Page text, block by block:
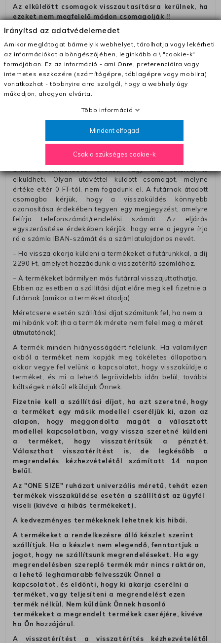
Az elküldött csomagok visszautasításra kerülnek, ha
ezeket nem megfelelő módon csomagolják !!
Szállítási díjak:
– Futár - kézbesítés az ország egész területén, 2-3
munkanapon belül a megrendelés e-mailben / sms-ben
történő megerősítésétől számítva
– Szállítás 1700 Ft (+400 Ft utánvéttel)
– Ingyenes szállítás 31600 Ft feletti megrendeléseknél
– A kapott termék cseréjéért 3780 Ft szállítási díjat
számolunk fel (oda -vissza út)
Pénzvisszatérítés:
A pénz visszatérítéséhez küldjük a futárt, hogy vegye át
Öntől a terméket/termékeket, vagy más futárral is
elküldheti. Olyan utávéttel küldött csomagot, melyne
értéke eltér 0 FT-tól, nem fogadunk el. A futárnak átadott
csomagba kérjük, hogy a visszaküldés könnyebb
azonosítása érdekében tegyen egy megjegyzést, amelyre
felírja telefonszámát/rendelési számát. Az eljárás
egyszerűsítése érdekében kérjük, hogy erre a jegyre írja
rá a számla IBAN-számát és a számlatulajdonos nevét.
– Ha vissza akarja küldeni a termékeket a futárunkkal, a díj
2290 Ft, amelyet hozzáadunk a visszatérítő számlához.
– A termékeket bármilyen más futárral visszajuttathatja.
Ebben az esetben a szállítási díjat előre meg kell fizetnie a
futárnak (amikor a terméket átadja).
Méretcsere esetén szállítási díjat számitunk fel, ha nem a
mi hibánk volt (ha a termék mérete nem felel meg a méret
útmutatónak).
A termék minden hiányosságáért felelünk. Ha valamilyen
okból a terméket nem kapják meg tökéletes állapotban,
akkor vegye fel velünk a kapcsolatot, hogy visszaküldje a
terméket, és mi a lehető legrövidebb időn belül, további
költségek nélkül elküldjük Önnek.
Fizetnie kell a szállítási díjat, ha azt szeretné, hogy
a terméket egy másik modellel cseréljük ki, azon az
alapon, hogy meggondolta magát a választott
modellel kapcsolatban, vagy vissza szeretné küldeni
a terméket, hogy visszatérítsük a pénztét.
Választhat visszatérítést is, de legkésőbb a
megrendelés kézhezvételétől számított 14 napon
belül.
Az "ONE SIZE" ruházat univerzális méretű, tehát ezen
termékek visszaküldése esetén a szállítást az ügyfél
viseli (kivéve a hibás termékeket).
A kedvezményes termékeknek lehetnek kis hibái.
A termékeket a rendelkezésre álló készlet szerint
szállítjuk. Ha a készlet nem elegendő, fenntartjuk a
jogot, hogy ne szállítsunk megrendeléseket. Ha egy
megrendelésben szereplő termék már nincs raktáron,
a lehető leghamarabb felvesszük Önnel a
kapcsolatot, és eldönti, hogy ki akarja cserélni a
terméket, vagy teljesíteni a megrendelést ezen
termék nélkül. Nem küldünk Önnek hasonló
termékeket a megrendelt termékek cseréjére, kivéve
ha Ön hozzájárul.
A visszatérítést a visszatérítés kézhezvételétől
Irányítsd az adatvédelemedet
Amikor meglátogat bármelyik webhelyet, tárolhatja vagy lekérheti
az információkat a böngészőjében, leginkább a \ "cookie-k"
formájában. Ez az információ - ami Önre, preferenciáira vagy
internetes eszközére (számítógépre, táblagépre vagy mobilra)
vonatkozhat - többnyire arra szolgál, hogy a webhely úgy
működjön, ahogyan elvárta.
Több információ
Mindent elfogad
Csak a szükséges cookie-k